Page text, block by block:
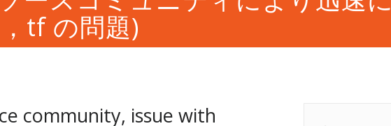
tf の問題)
community, issue with